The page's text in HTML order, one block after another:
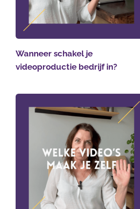
Wanneer schakel je
videoproductie bedrijf in?